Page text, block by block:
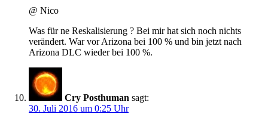
@ Nico
Was für ne Reskalisierung ? Bei mir hat sich noch nichts
verändert. War vor Arizona bei 100 % und bin jetzt nach
Arizona DLC wieder bei 100 %.
Cry Posthuman sagt:
30. Juli 2016 um 0:25 Uhr